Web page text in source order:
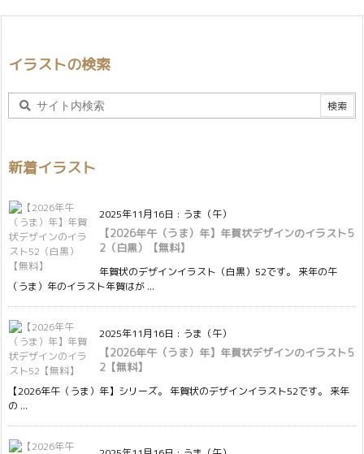
イラストの検索
新着イラスト
2025年11月16日 : うま（午）
【2026年午（うま）年】年賀状デザインのイラスト5
2（白黒）【無料】
年賀状のデザインイラスト（白黒）52です。 来年の午
（うま）年のイラスト年賀はが ...
2025年11月16日 : うま（午）
【2026年午（うま）年】年賀状デザインのイラスト5
2【無料】
【2026年午（うま）年】シリーズ。 年賀状のデザインイラスト52です。 来年
の ...